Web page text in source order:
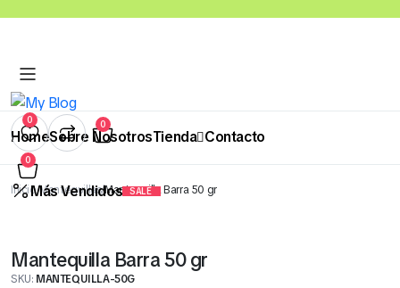
0 0
0
HomeSobre NosotrosTienda
Abarrotes
Contacto
Más Vendidos SALE
Cereales Benoti Bolsa 21 Gr x 12 Und (Todos los Sabores)
Inicio Mantequillas Mantequilla Barra 50 gr
Mantequilla Barra 50 gr
SKU: MANTEQUILLA-50G